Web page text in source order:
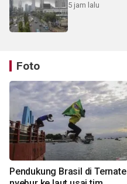
5 jam lalu
Foto
Pendukung Brasil di Ternate